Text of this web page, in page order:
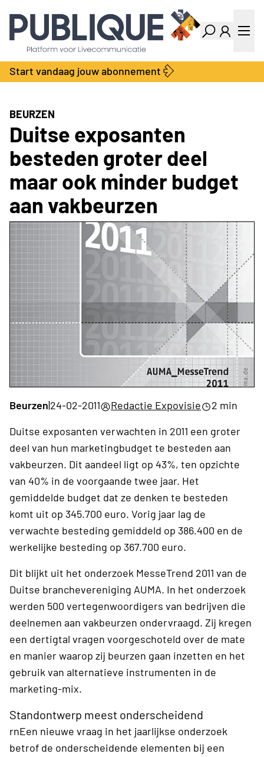
Industry Dashboard
Vacatures
Kalender
Producten
Bedrijvengids
Locatie Finder
Contact
Over ons
Adverteren
Abonnementen
Start vandaag jouw abonnement
BEURZEN
Duitse exposanten
besteden groter deel
maar ook minder budget
aan vakbeurzen
Beurzen|24-02-2011 Redactie Expovisie
2 min
Duitse exposanten verwachten in 2011 een groter
deel van hun marketingbudget te besteden aan
vakbeurzen. Dit aandeel ligt op 43%, ten opzichte
van 40% in de voorgaande twee jaar. Het
gemiddelde budget dat ze denken te besteden
komt uit op 345.700 euro. Vorig jaar lag de
verwachte besteding gemiddeld op 386.400 en de
werkelijke besteding op 367.700 euro.
Dit blijkt uit het onderzoek MesseTrend 2011 van de
Duitse branchevereniging AUMA. In het onderzoek
werden 500 vertegenwoordigers van bedrijven die
deelnemen aan vakbeurzen ondervraagd. Zij kregen
een dertigtal vragen voorgeschoteld over de mate
en manier waarop zij beurzen gaan inzetten en het
gebruik van alternatieve instrumenten in de
marketing-mix.
Standontwerp meest onderscheidend
rnEen nieuwe vraag in het jaarlijkse onderzoek
betrof de onderscheidende elementen bij een